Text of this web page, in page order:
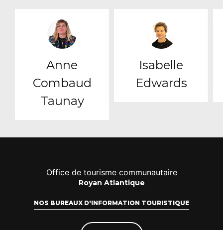
Anne
Combaud
Taunay
Isabelle
Edwards
Office de tourisme communautaire
Royan Atlantique
NOS BUREAUX D'INFORMATION TOURISTIQUE